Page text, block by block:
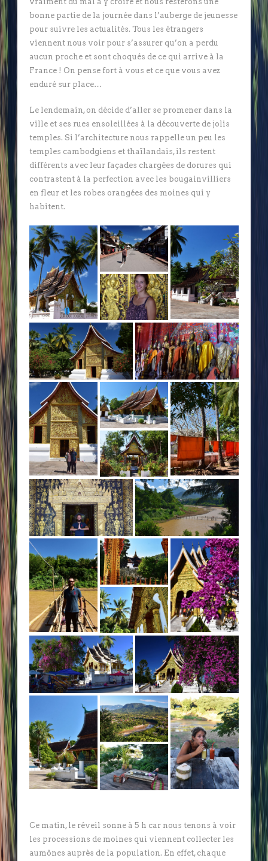
bonne partie de la journée dans l’auberge de jeunesse
pour suivre les actualités. Tous les étrangers
viennent nous voir pour s’assurer qu’on a perdu
aucun proche et sont choqués de ce qui arrive à la
France ! On pense fort à vous et ce que vous avez
enduré sur place…
Le lendemain, on décide d’aller se promener dans la
ville et ses rues ensoleillées à la découverte de jolis
temples. Si l’architecture nous rappelle un peu les
temples cambodgiens et thaïlandais, ils restent
différents avec leur façades chargées de dorures qui
contrastent à la perfection avec les bougainvilliers
en fleur et les robes orangées des moines qui y
habitent.
Ce matin, le réveil sonne à 5 h car nous tenons à voir
les processions de moines qui viennent collecter les
aumônes auprès de la population. En effet, chaque